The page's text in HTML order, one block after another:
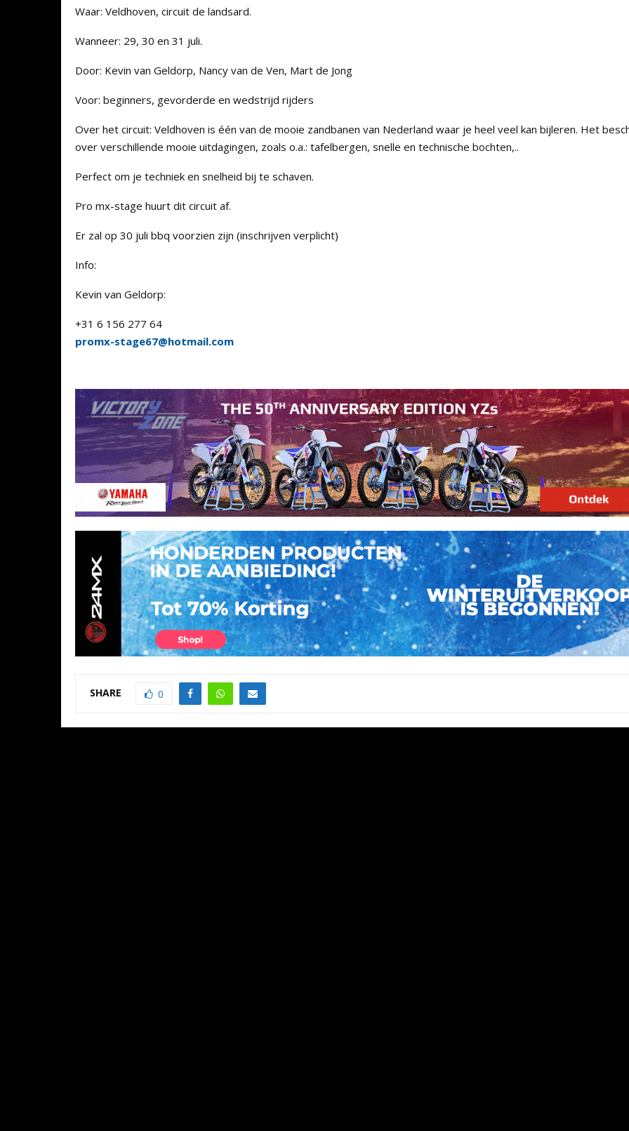
Waar: Veldhoven, circuit de landsard.
Wanneer: 29, 30 en 31 juli.
Door: Kevin van Geldorp, Nancy van de Ven, Mart de Jong
Voor: beginners, gevorderde en wedstrijd rijders
Over het circuit: Veldhoven is één van de mooie zandbanen van Nederland waar je heel veel kan bijleren. Het
over verschillende mooie uitdagingen, zoals o.a.: tafelbergen, snelle en technische bochten,..
Perfect om je techniek en snelheid bij te schaven.
Pro mx-stage huurt dit circuit af.
Er zal op 30 juli bbq voorzien zijn (inschrijven verplicht)
Info:
Kevin van Geldorp:
+31 6 156 277 64
promx-stage67@hotmail.com
SHARE 0